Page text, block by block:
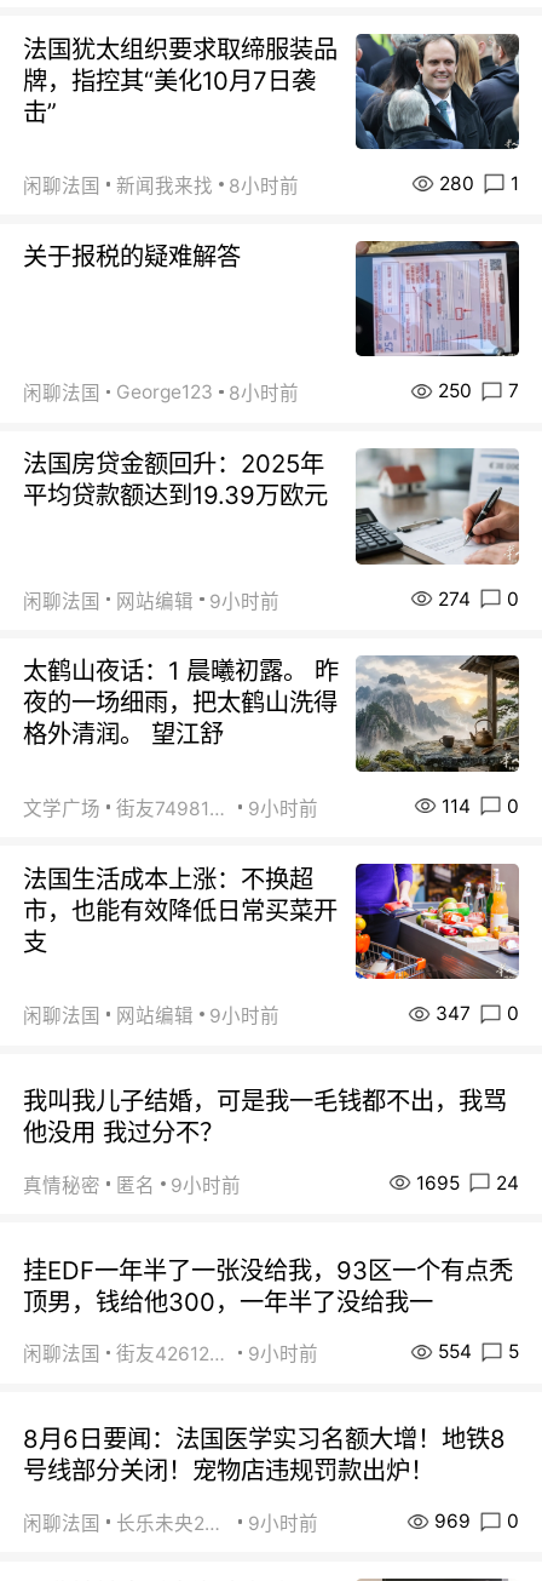
法国犹太组织要求取缔服装品
牌，指控其“美化10月7日袭
击”
闲聊法国 新闻我来找 8小时前 280 1
关于报税的疑难解答
闲聊法国 George123 8小时前 250 7
法国房贷金额回升：2025年
平均贷款额达到19.39万欧元
闲聊法国 网站编辑 9小时前 274 0
太鹤山夜话：1 晨曦初露。 昨
夜的一场细雨，把太鹤山洗得
格外清润。 望江舒
文学广场 街友74981146 9小时前 114 0
法国生活成本上涨：不换超
市，也能有效降低日常买菜开
支
闲聊法国 网站编辑 9小时前 347 0
我叫我儿子结婚，可是我一毛钱都不出，我骂
他没用 我过分不？
真情秘密 匿名 9小时前 1695 24
挂EDF一年半了一张没给我，93区一个有点秃
顶男，钱给他300，一年半了没给我一
闲聊法国 街友42612092 9小时前 554 5
8月6日要闻：法国医学实习名额大增！地铁8
号线部分关闭！宠物店违规罚款出炉！
闲聊法国 长乐未央2015 9小时前 969 0